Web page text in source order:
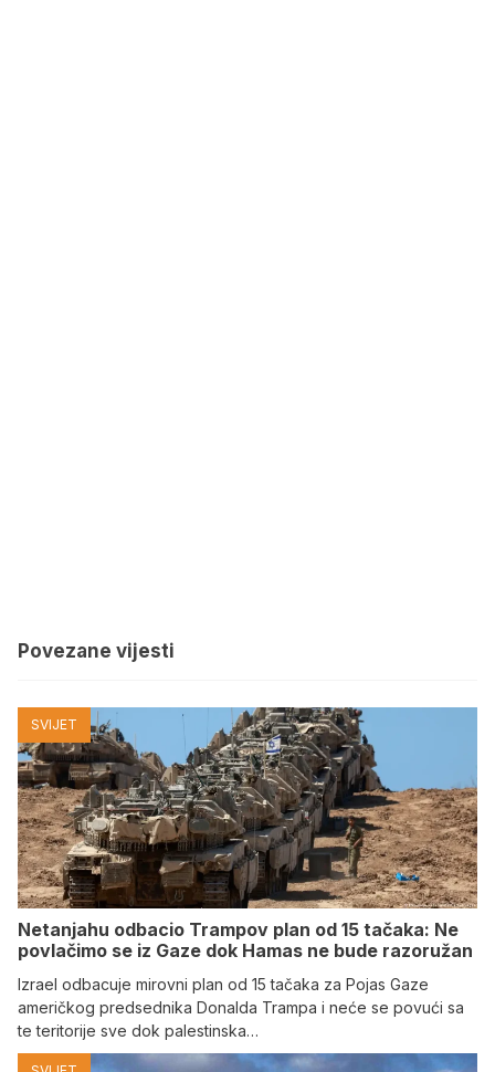
Povezane vijesti
SVIJET
Netanjahu odbacio Trampov plan od 15 tačaka: Ne
povlačimo se iz Gaze dok Hamas ne bude razoružan
Izrael odbacuje mirovni plan od 15 tačaka za Pojas Gaze
američkog predsednika Donalda Trampa i neće se povući sa
te teritorije sve dok palestinska…